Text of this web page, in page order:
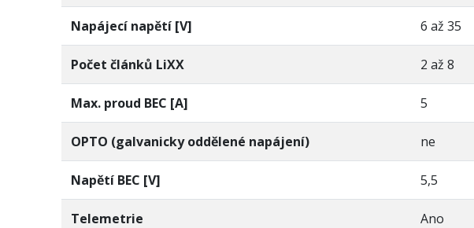
Napájecí napětí [V] 6 až 35
Počet článků LiXX 2 až 8
Max. proud BEC [A] 5
OPTO (galvanicky oddělené napájení) ne
Napětí BEC [V] 5,5
Telemetrie Ano